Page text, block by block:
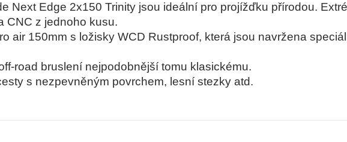
Next Edge 2x150 Trinity jsou ideální pro projížďku přírodou.
CNC z jednoho kusu.
air 150mm s ložisky WCD Rustproof, která jsou navržena
road bruslení nejpodobnější tomu klasickému.
s nezpevněným povrchem, lesní stezky atd.